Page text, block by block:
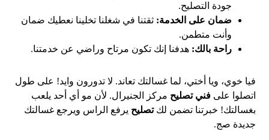
جودة التصليح.
ضمان على الخدمة: ثقتنا في شغلنا تخلينا نعطيك ضمان
وأنت متطمن.
راحة بالك: هدفنا إنك تكون مرتاح وراضي عن خدمتنا.
فيا خوي، ويا أختي، لما غسالتك تعاند. لا تدورون وايد! على طول
اتصلوا علىفني تصليح مركز الجنيرال. لأن مو أي أحد يلعب
بغسالتك! خبرتنا تضمن لكتصليح يرفع الراس ويرجع غسالتك
جديدة صج.